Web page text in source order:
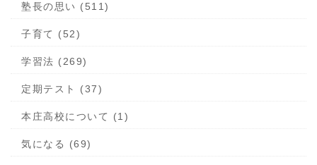
塾長の思い (511)
子育て (52)
学習法 (269)
定期テスト (37)
本庄高校について (1)
気になる (69)